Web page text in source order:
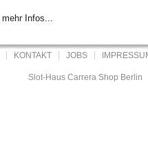
mehr Infos...
KONTAKT JOBS
Slot-Haus Carrera Shop Berlin